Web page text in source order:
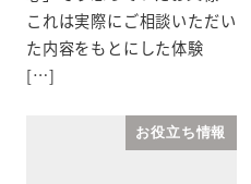
これは実際にご相談いただい
た内容をもとにした体験
[…]
お役立ち情報